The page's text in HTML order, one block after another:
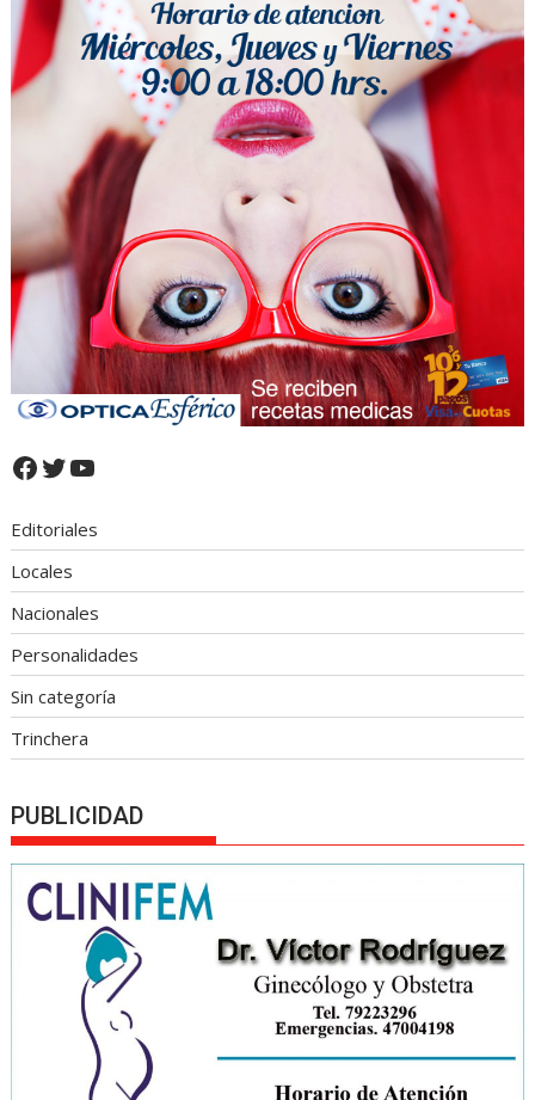
Facebook
Twitter
YouTube
Editoriales
Locales
Nacionales
Personalidades
Sin categoría
Trinchera
PUBLICIDAD